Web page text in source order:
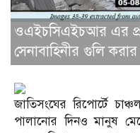
ওএইচসিএইচআর এর
সেনাবাহিনীর গুলি
জাতিসংঘের রিপোর্টে
পালানোর দিনও মানুষ